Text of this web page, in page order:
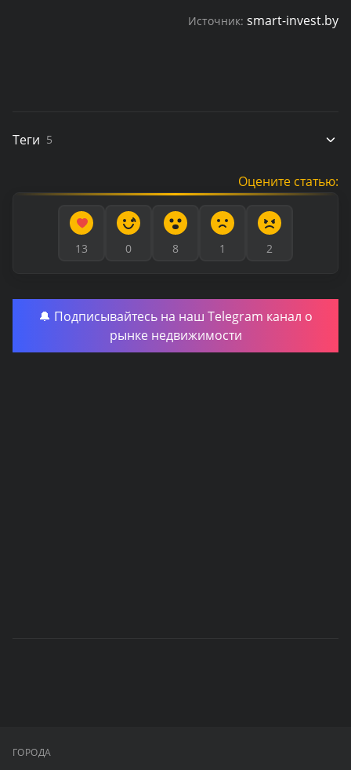
Источник: smart-invest.by
Теги 5
Оцените статью:
13 0 8 1 2
🔔 Подписывайтесь на наш Telegram канал о
рынке недвижимости
ГОРОДА